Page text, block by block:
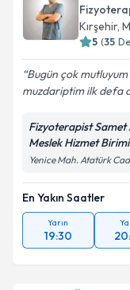
E-posta
Kişisel
'ni
Kırşehir,
5 (35
Bugün çok
muzdariptim ilk defa
Fizyoterapist Samet
Meslek Hizmet Birimi
Yenice Mah. Atatürk
En Yakın Saatler
Yarın
19:30